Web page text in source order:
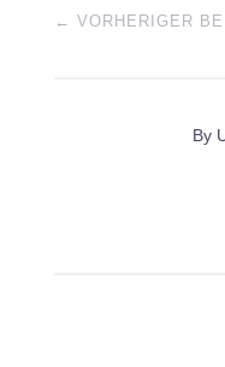
← VORHERIGER
By